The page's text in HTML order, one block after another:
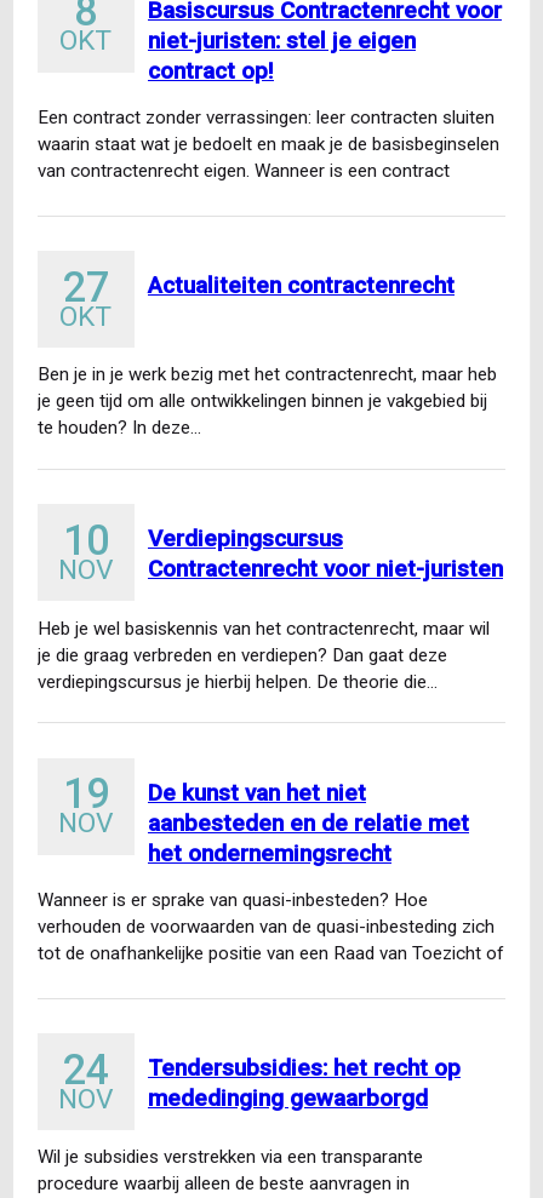
8
OKT
Basiscursus Contractenrecht voor
niet-juristen: stel je eigen
contract op!
Een contract zonder verrassingen: leer contracten sluiten
waarin staat wat je bedoelt en maak je de basisbeginselen
van contractenrecht eigen. Wanneer is een contract
27
OKT
Actualiteiten contractenrecht
Ben je in je werk bezig met het contractenrecht, maar heb
je geen tijd om alle ontwikkelingen binnen je vakgebied bij
te houden? In deze…
10
NOV
Verdiepingscursus
Contractenrecht voor niet-juristen
Heb je wel basiskennis van het contractenrecht, maar wil
je die graag verbreden en verdiepen? Dan gaat deze
verdiepingscursus je hierbij helpen. De theorie die…
19
NOV
De kunst van het niet
aanbesteden en de relatie met
het ondernemingsrecht
Wanneer is er sprake van quasi-inbesteden? Hoe
verhouden de voorwaarden van de quasi-inbesteding zich
tot de onafhankelijke positie van een Raad van Toezicht of
24
NOV
Tendersubsidies: het recht op
mededinging gewaarborgd
Wil je subsidies verstrekken via een transparante
procedure waarbij alleen de beste aanvragen in